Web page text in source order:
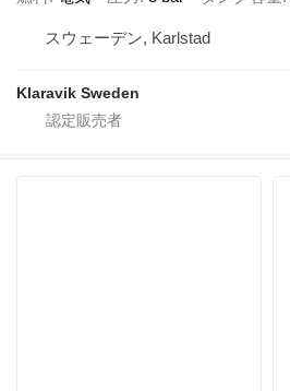
スウェーデン, Karlstad
Klaravik Sweden